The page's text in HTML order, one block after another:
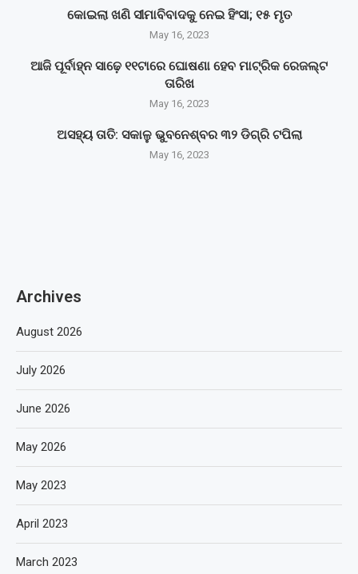
କୋଇଲା ଖଣି ସୀମାବିବାଦକୁ ନେଇ ହିଂସା; ୧୫ ମୃତ
May 16, 2023
ଆଜି ପୂର୍ବାହ୍ନ ସାଢ଼େ ୧୧ଟାରେ ଘୋଷଣା ହେବ ମାଟ୍ରିକ ରେଜଲ୍ଟ
ତାରିଖ
May 16, 2023
ଅସହ୍ୟ ତାତି: ସକାଳୁ ଭୁବନେଶ୍ବର ୩୨ ଡିଗ୍ରି ଟପିଲା
May 16, 2023
Archives
August 2026
July 2026
June 2026
May 2026
May 2023
April 2023
March 2023